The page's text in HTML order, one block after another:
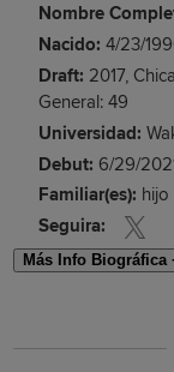
Nombre
Nacido: 4/23/
Draft: 2017,
General: 49
Universidad:
Debut: 6/29/
Familiar(es): hijo
Seguira:
Más Info Biográfica